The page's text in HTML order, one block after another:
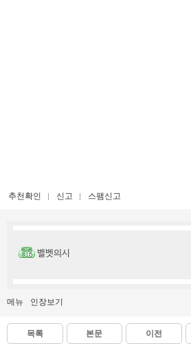
추천확인 신고 스팸신고
벨벳의시
메뉴 인장보기
목록 본문 이전